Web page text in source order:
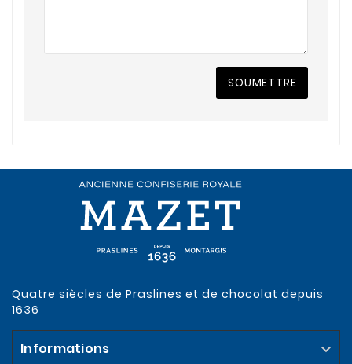
SOUMETTRE
Quatre siècles de Praslines et de chocolat depuis
1636
Informations 